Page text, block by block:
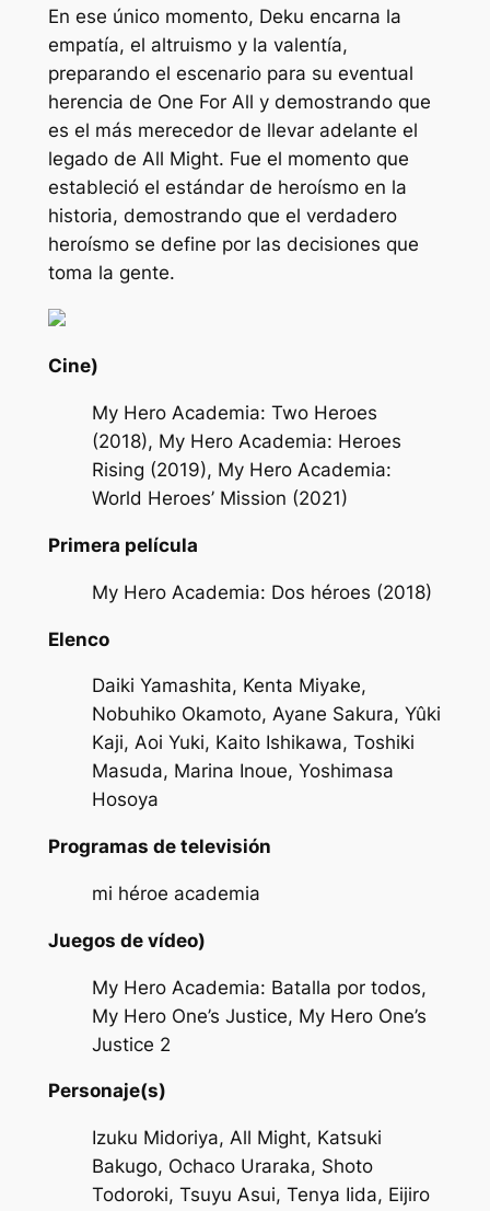
En ese único momento, Deku encarna la
empatía, el altruismo y la valentía,
preparando el escenario para su eventual
herencia de One For All y demostrando que
es el más merecedor de llevar adelante el
legado de All Might. Fue el momento que
estableció el estándar de heroísmo en la
historia, demostrando que el verdadero
heroísmo se define por las decisiones que
toma la gente.
Cine)
My Hero Academia: Two Heroes
(2018), My Hero Academia: Heroes
Rising (2019), My Hero Academia:
World Heroes’ Mission (2021)
Primera película
My Hero Academia: Dos héroes (2018)
Elenco
Daiki Yamashita, Kenta Miyake,
Nobuhiko Okamoto, Ayane Sakura, Yûki
Kaji, Aoi Yuki, Kaito Ishikawa, Toshiki
Masuda, Marina Inoue, Yoshimasa
Hosoya
Programas de televisión
mi héroe academia
Juegos de vídeo)
My Hero Academia: Batalla por todos,
My Hero One’s Justice, My Hero One’s
Justice 2
Personaje(s)
Izuku Midoriya, All Might, Katsuki
Bakugo, Ochaco Uraraka, Shoto
Todoroki, Tsuyu Asui, Tenya Iida, Eijiro